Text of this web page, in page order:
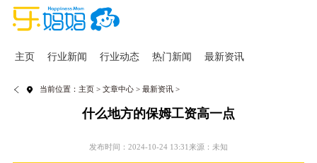
主页 行业新闻 行业动态 热门新闻 最新资讯
当前位置： 主页> 文章中心> 最新资讯>
什么地方的保姆工资高一点
发布时间：2024-10-24 13:31 来源：未知